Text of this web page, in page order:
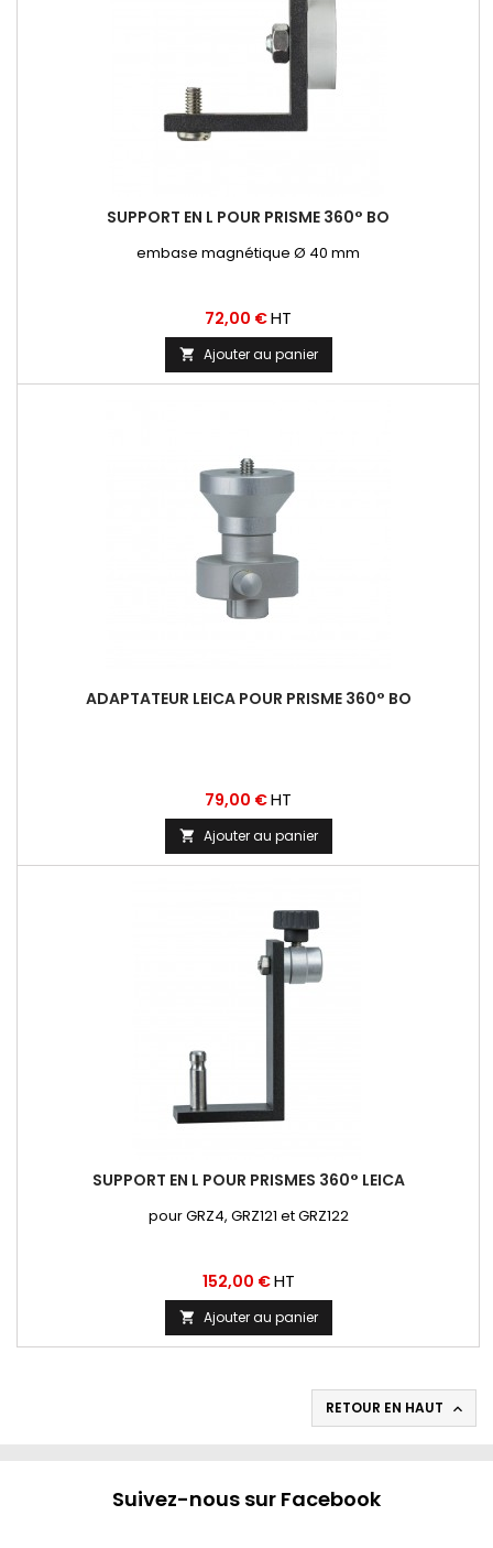
SUPPORT EN L POUR PRISME 360° BO
embase magnétique Ø 40 mm
Prix
72,00 €HT
 Ajouter au panier
ADAPTATEUR LEICA POUR PRISME 360° BO
Prix
79,00 €HT
 Ajouter au panier
SUPPORT EN L POUR PRISMES 360° LEICA
pour GRZ4, GRZ121 et GRZ122
Prix
152,00 €HT
 Ajouter au panier
RETOUR EN HAUT 
Suivez-nous sur Facebook